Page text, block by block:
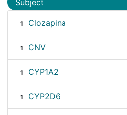
Subject
1 Clozapina
1 CNV
1 CYP1A2
1 CYP2D6